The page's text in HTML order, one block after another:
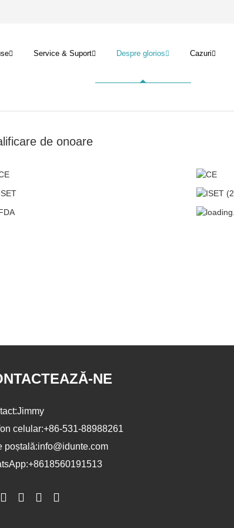
Service & Suport Despre glorios Cazuri
de onoare
NE
Jimmy
celular:+86-531-88988261
poștală:info@idunte.com
+8618560191513